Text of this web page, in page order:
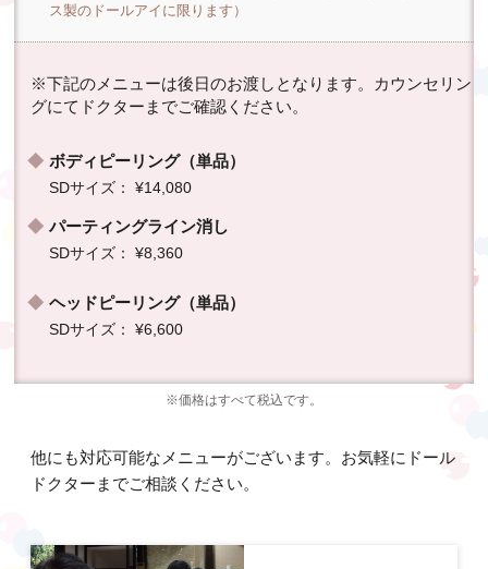
ス製のドールアイに限ります）
※下記のメニューは後日のお渡しとなります。カウンセリン
グにてドクターまでご確認ください。
ボディピーリング（単品）
SDサイズ： ¥14,080
パーティングライン消し
SDサイズ： ¥8,360
ヘッドピーリング（単品）
SDサイズ： ¥6,600
※価格はすべて税込です。
他にも対応可能なメニューがございます。お気軽にドール
ドクターまでご相談ください。